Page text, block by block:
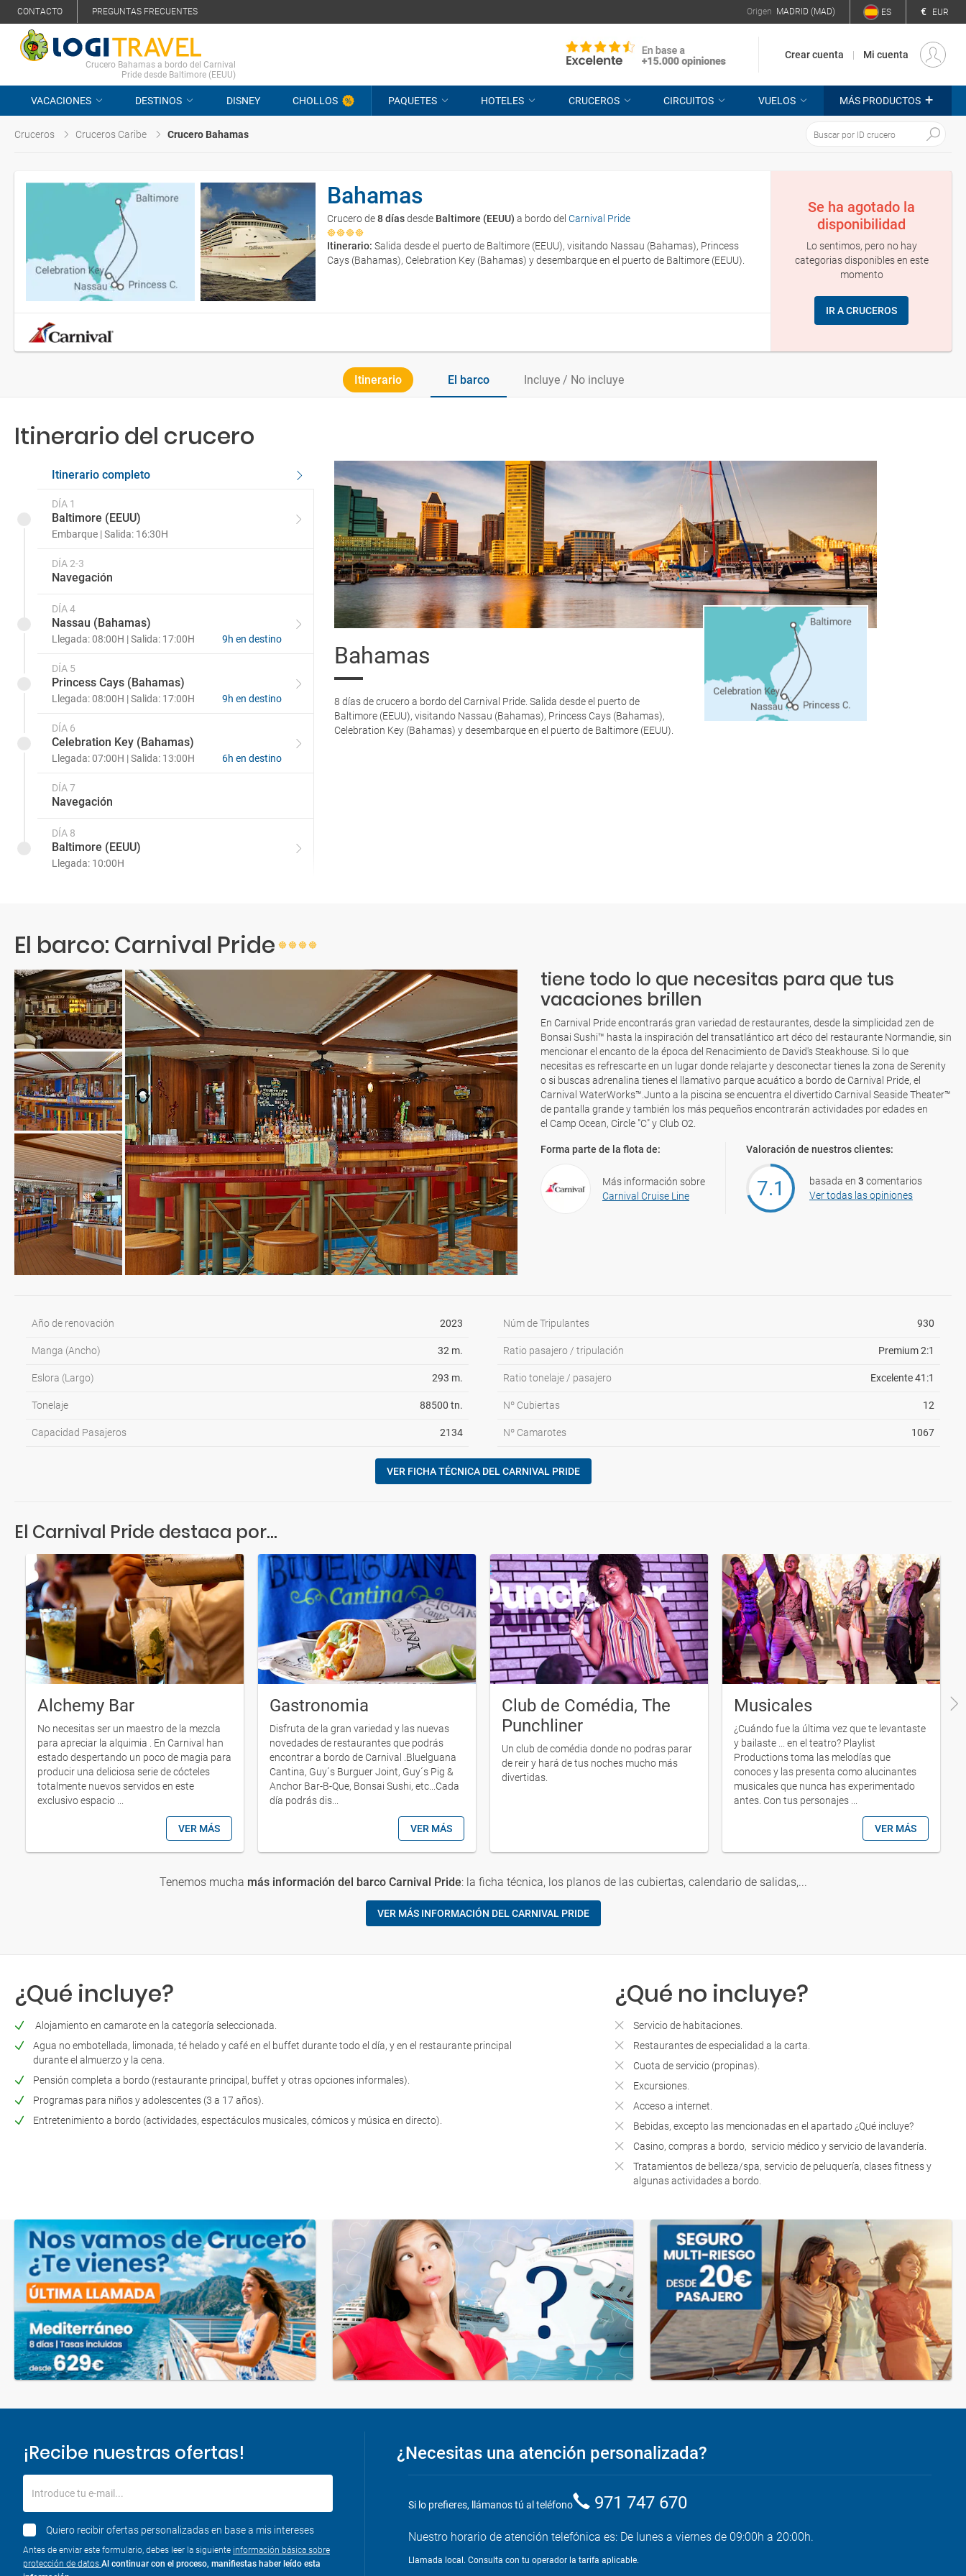
CONTACTO PREGUNTAS FRECUENTES Origen MADRID (MAD) ES € EUR
Crucero Bahamas a bordo del Carnival
Pride desde Baltimore (EEUU)
Crear cuenta Mi cuenta
VACACIONES DESTINOS DISNEY CHOLLOS PAQUETES HOTELES CRUCEROS CIRCUITOS VUELOS MÁS PRODUCTOS +
Cruceros Cruceros Caribe Crucero Bahamas
Bahamas
Crucero de8 díasdesde Baltimore (EEUU) a bordo del Carnival Pride
Itinerario: Salida desde el puerto de Baltimore (EEUU), visitando Nassau (Bahamas), Princess
Cays (Bahamas), Celebration Key (Bahamas) y desembarque en el puerto de Baltimore (EEUU).
Se ha agotado la
disponibilidad
Lo sentimos, pero no hay
categorias disponibles en este
momento
IR A CRUCEROS
Itinerario El barco Incluye / No incluye
Itinerario del crucero
Itinerario completo
DÍA 1
Baltimore (EEUU)
Embarque | Salida: 16:30H
DÍA 2-3
Navegación
DÍA 4
Nassau (Bahamas)
Llegada: 08:00H | Salida: 17:00H 9h en destino
DÍA 5
Princess Cays (Bahamas)
Llegada: 08:00H | Salida: 17:00H 9h en destino
DÍA 6
Celebration Key (Bahamas)
Llegada: 07:00H | Salida: 13:00H 6h en destino
DÍA 7
Navegación
DÍA 8
Baltimore (EEUU)
Llegada: 10:00H
Bahamas
8 días de crucero a bordo del Carnival Pride. Salida desde el puerto de
Baltimore (EEUU), visitando Nassau (Bahamas), Princess Cays (Bahamas),
Celebration Key (Bahamas) y desembarque en el puerto de Baltimore (EEUU).
El barco: Carnival Pride
tiene todo lo que necesitas para que tus
vacaciones brillen
En Carnival Pride encontrarás gran variedad de restaurantes, desde la simplicidad zen de
Bonsai Sushi™ hasta la inspiración del transatlántico art déco del restaurante Normandie, sin
mencionar el encanto de la época del Renacimiento de David's Steakhouse. Si lo que
necesitas es refrescarte en un lugar donde relajarte y desconectar tienes la zona de Serenity
o si buscas adrenalina tienes el llamativo parque acuático a bordo de Carnival Pride, el
Carnival WaterWorks™.Junto a la piscina se encuentra el divertido Carnival Seaside Theater™
de pantalla grande y también los más pequeños encontrarán actividades por edades en
el Camp Ocean, Circle "C" y Club O2.
Forma parte de la flota de:
Más información sobre
Carnival Cruise Line
Valoración de nuestros clientes:
7.1 basada en 3 comentarios
Ver todas las opiniones
Año de renovación 2023
Manga (Ancho) 32 m.
Eslora (Largo) 293 m.
Tonelaje 88500 tn.
Capacidad Pasajeros 2134
Núm de Tripulantes 930
Ratio pasajero / tripulación Premium 2:1
Ratio tonelaje / pasajero Excelente 41:1
Nº Cubiertas 12
Nº Camarotes 1067
VER FICHA TÉCNICA DEL CARNIVAL PRIDE
El Carnival Pride destaca por...
Alchemy Bar
No necesitas ser un maestro de la mezcla
para apreciar la alquimia . En Carnival han
estado despertando un poco de magia para
producir una deliciosa serie de cócteles
totalmente nuevos servidos en este
exclusivo espacio ...
VER MÁS
Gastronomia
Disfruta de la gran variedad y las nuevas
novedades de restaurantes que podrás
encontrar a bordo de Carnival .Bluelguana
Cantina, Guy´s Burguer Joint, Guy´s Pig &
Anchor Bar-B-Que, Bonsai Sushi, etc...Cada
día podrás dis...
VER MÁS
Club de Comédia, The
Punchliner
Un club de comédia donde no podras parar
de reir y hará de tus noches mucho más
divertidas.
Musicales
¿Cuándo fue la última vez que te levantaste
y bailaste ... en el teatro? Playlist
Productions toma las melodías que
conoces y las presenta como alucinantes
musicales que nunca has experimentado
antes. Con tus personajes ...
VER MÁS
Tenemos mucha más información del barco Carnival Pride: la ficha técnica, los planos de las cubiertas, calendario de salidas,...
VER MÁS INFORMACIÓN DEL CARNIVAL PRIDE
¿Qué incluye?
Alojamiento en camarote en la categoría seleccionada.
Agua no embotellada, limonada, té helado y café en el buffet durante todo el día, y en el restaurante principal
durante el almuerzo y la cena.
Pensión completa a bordo (restaurante principal, buffet y otras opciones informales).
Programas para niños y adolescentes (3 a 17 años).
Entretenimiento a bordo (actividades, espectáculos musicales, cómicos y música en directo).
¿Qué no incluye?
Servicio de habitaciones.
Restaurantes de especialidad a la carta.
Cuota de servicio (propinas).
Excursiones.
Acceso a internet.
Bebidas, excepto las mencionadas en el apartado ¿Qué incluye?
Casino, compras a bordo, servicio médico y servicio de lavandería.
Tratamientos de belleza/spa, servicio de peluquería, clases fitness y
algunas actividades a bordo.
¡Recibe nuestras ofertas!
Introduce tu e-mail...
Quiero recibir ofertas personalizadas en base a mis intereses
Antes de enviar este formulario, debes leer la siguiente información básica sobre
protección de datos Al continuar con el proceso, manifiestas haber leído esta
¿Necesitas una atención personalizada?
Si lo prefieres, llámanos tú al teléfono 971 747 670
Nuestro horario de atención telefónica es: De lunes a viernes de 09:00h a 20:00h.
Llamada local. Consulta con tu operador la tarifa aplicable.